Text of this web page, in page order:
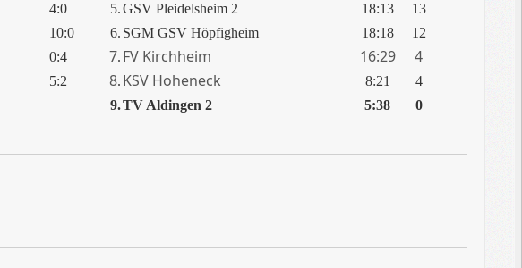
4:0 5.GSV Pleidelsheim 2 18:13
13
10:0 6. SGM GSV Höpfigheim 18:18
12
0:4 7. FV Kirchheim 16:29 4
5:2 8. KSV Hoheneck 8:21
4
9.TV Aldingen 2 5:38 0